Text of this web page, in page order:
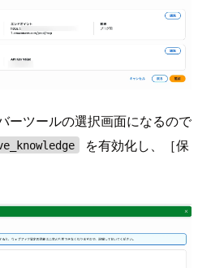
ーツールの選択画面になるので
を有効化し、［保